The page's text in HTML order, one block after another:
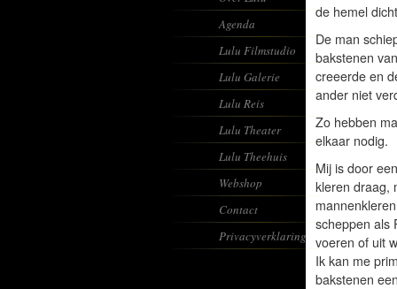
Agenda
Lulu Filmstudio
Lulu Galerie
Lulu Reis
Lulu Theater
Lulu Theehuis
Webshop
Contact
Privacyverklaring
de hemel
De man
bakstenen
creeerde en
ander niet
Zo hebben
elkaar nodig.
Mij is door
kleren draag,
scheppen als
voeren of uit
Ik kan me
bakstenen